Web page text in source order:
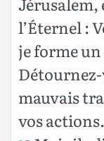
l’Éternel :
je forme
mauvais
vos actions.